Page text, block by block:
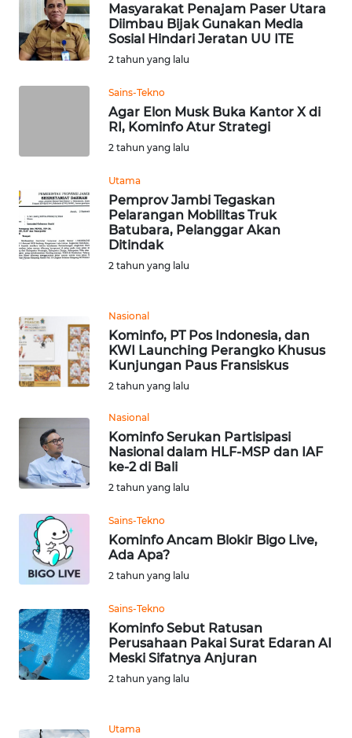
Masyarakat Penajam Paser Utara
Diimbau Bijak Gunakan Media
Sosial Hindari Jeratan UU ITE
2 tahun yang lalu
Sains-Tekno
Agar Elon Musk Buka Kantor X di
RI, Kominfo Atur Strategi
2 tahun yang lalu
Utama
Pemprov Jambi Tegaskan
Pelarangan Mobilitas Truk
Batubara, Pelanggar Akan
Ditindak
2 tahun yang lalu
Nasional
Kominfo, PT Pos Indonesia, dan
KWI Launching Perangko Khusus
Kunjungan Paus Fransiskus
2 tahun yang lalu
Nasional
Kominfo Serukan Partisipasi
Nasional dalam HLF-MSP dan IAF
ke-2 di Bali
2 tahun yang lalu
Sains-Tekno
Kominfo Ancam Blokir Bigo Live,
Ada Apa?
2 tahun yang lalu
Sains-Tekno
Kominfo Sebut Ratusan
Perusahaan Pakai Surat Edaran AI
Meski Sifatnya Anjuran
2 tahun yang lalu
Utama
WN
SULTENG
BABEL
WN
SUMBAR
WN
BENGKULU
WN
LAMPUNG
WN
JATENG
WN
WN
JOGJA
JATIM
WN
BALI